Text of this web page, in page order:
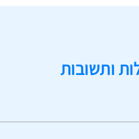
ותשובות